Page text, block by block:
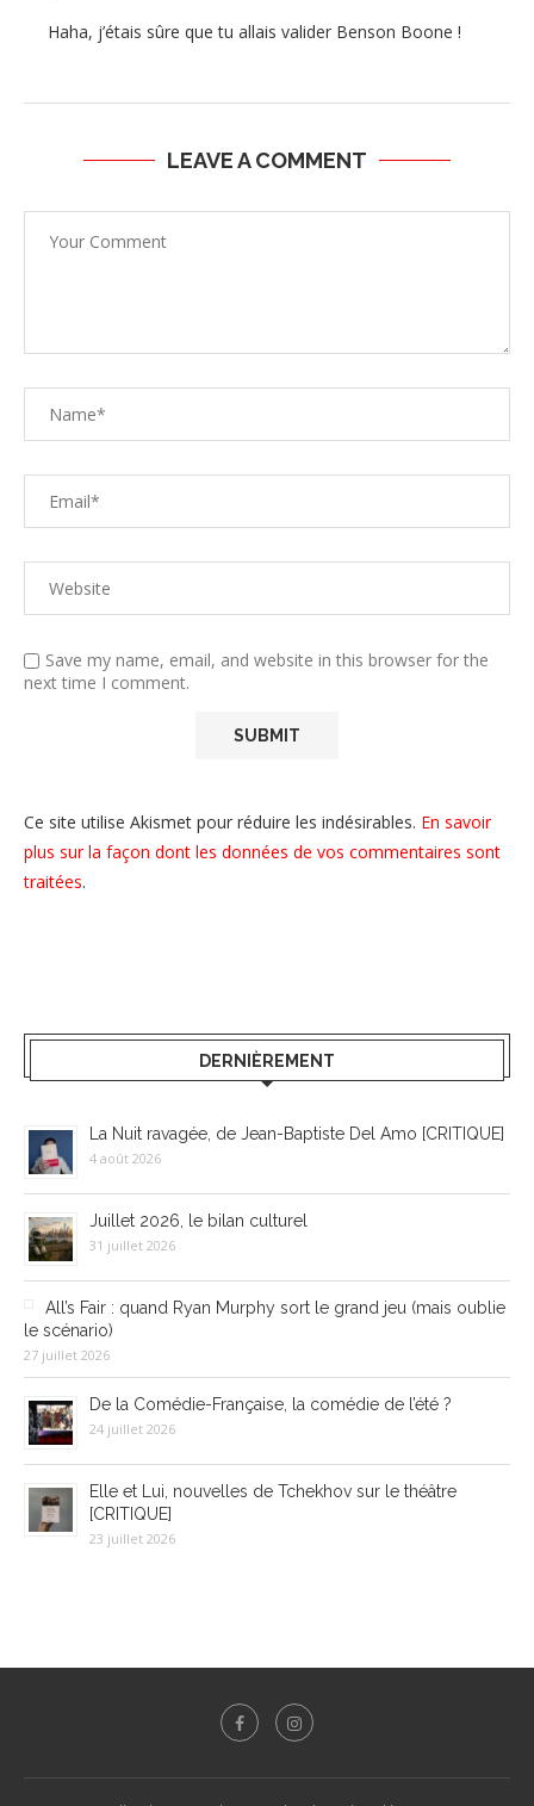
Haha, j’étais sûre que tu allais valider Benson Boone !
LEAVE A COMMENT
Save my name, email, and website in this browser for the
next time I comment.
Ce site utilise Akismet pour réduire les indésirables. En savoir
plus sur la façon dont les données de vos commentaires sont
traitées.
DERNIÈREMENT
La Nuit ravagée, de Jean-Baptiste Del Amo [CRITIQUE]
4 août 2026
Juillet 2026, le bilan culturel
31 juillet 2026
All’s Fair : quand Ryan Murphy sort le grand jeu (mais oublie
le scénario)
27 juillet 2026
De la Comédie-Française, la comédie de l’été ?
24 juillet 2026
Elle et Lui, nouvelles de Tchekhov sur le théâtre
[CRITIQUE]
23 juillet 2026